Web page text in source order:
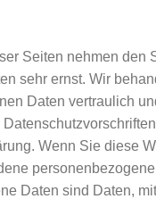
Seiten nehmen den
sehr ernst. Wir
Daten vertraulich
Wenn Sie diese
Daten sind Daten,